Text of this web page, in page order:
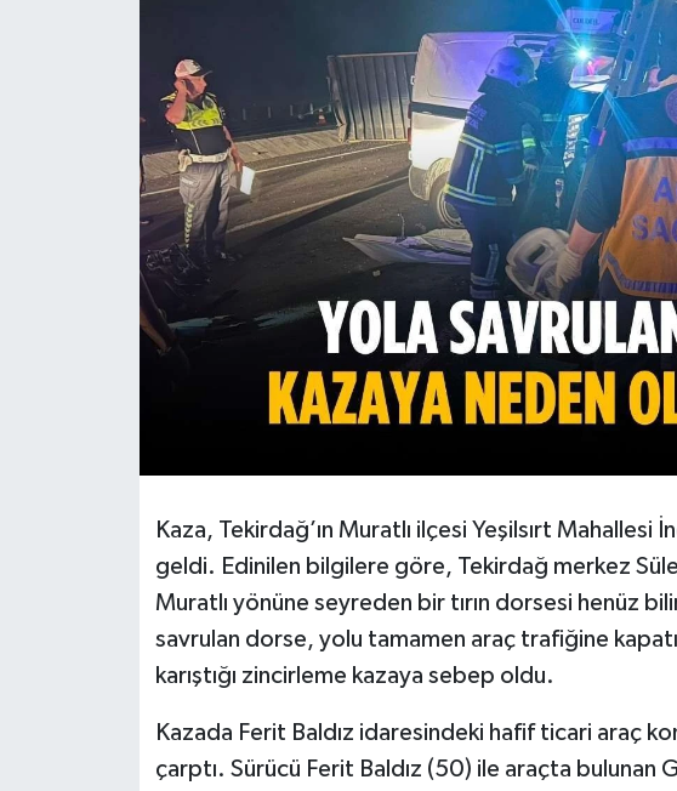
Kaza, Tekirdağ’ın Muratlı ilçesi Yeşilsırt
geldi. Edinilen bilgilere göre, Tekirdağ merkez
Muratlı yönüne seyreden bir tırın dorsesi henüz
savrulan dorse, yolu tamamen araç trafiğine
karıştığı zincirleme kazaya sebep oldu.
Kazada Ferit Baldız idaresindeki hafif ticari araç
çarptı. Sürücü Ferit Baldız (50) ile araçta bulunan
Teknoloji